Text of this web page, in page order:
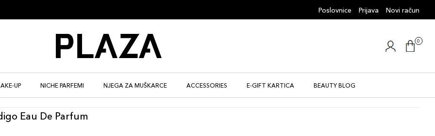
Poslovnice Prijava Novi račun
0
UP NICHE PARFEMI NJEGA ZA MUŠKARCE ACCESSORIES E-GIFT KARTICA BEAUTY BLOG
Eau De Parfum